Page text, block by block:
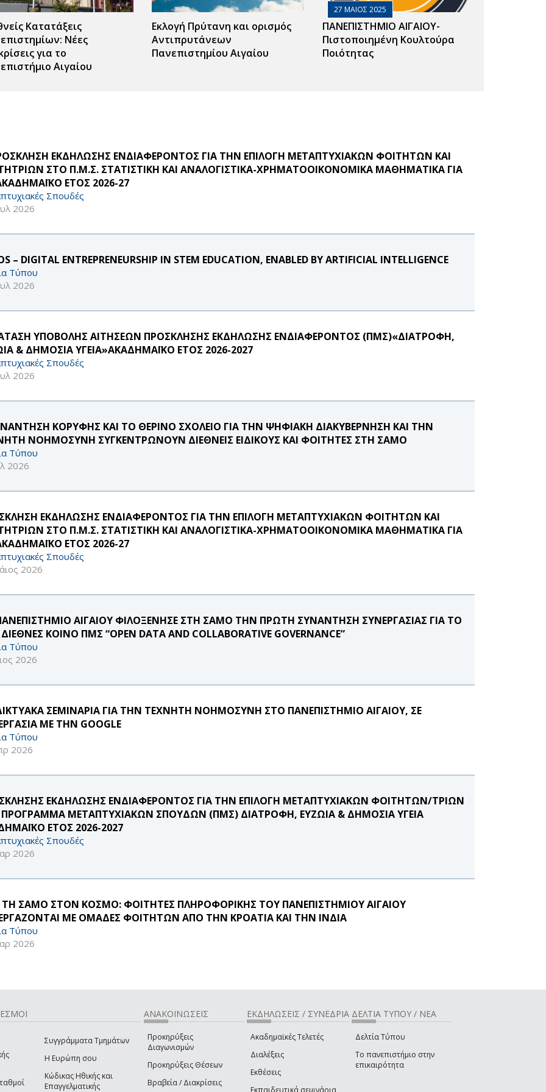
Κατατάξεις
Νέες
για το
Αιγαίου
Εκλογή Πρύτανη και ορισμός
Αντιπρυτάνεων
Πανεπιστημίου Αιγαίου
27 ΜΑΙΟΣ 2025
ΠΑΝΕΠΙΣΤΗΜΙΟ ΑΙΓΑΙΟΥ-
Πιστοποιημένη Κουλτούρα
Ποιότητας
ΕΚΔΗΛΩΣΗΣ ΕΝΔΙΑΦΕΡΟΝΤΟΣ ΓΙΑ ΤΗΝ ΕΠΙΛΟΓΗ ΜΕΤΑΠΤΥΧΙΑΚΩΝ ΦΟΙΤΗΤΩΝ ΚΑΙ
ΣΤΟ Π.Μ.Σ. ΣΤΑΤΙΣΤΙΚΗ ΚΑΙ ΑΝΑΛΟΓΙΣΤΙΚΑ-ΧΡΗΜΑΤΟΟΙΚΟΝΟΜΙΚΑ ΜΑΘΗΜΑΤΙΚΑ ΓΙΑ
ΕΤΟΣ 2026-27
Σπουδές
2026
– DIGITAL ENTREPRENEURSHIP IN STEM EDUCATION, ENABLED BY ARTIFICIAL INTELLIGENCE
Τύπου
2026
ΥΠΟΒΟΛΗΣ ΑΙΤΗΣΕΩΝ ΠΡΟΣΚΛΗΣΗΣ ΕΚΔΗΛΩΣΗΣ ΕΝΔΙΑΦΕΡΟΝΤΟΣ (ΠΜΣ)«ΔΙΑΤΡΟΦΗ,
& ΔΗΜΟΣΙΑ ΥΓΕΙΑ»ΑΚΑΔΗΜΑΪΚΟ ΕΤΟΣ 2026-2027
Σπουδές
2026
ΚΟΡΥΦΗΣ ΚΑΙ ΤΟ ΘΕΡΙΝΟ ΣΧΟΛΕΙΟ ΓΙΑ ΤΗΝ ΨΗΦΙΑΚΗ ΔΙΑΚΥΒΕΡΝΗΣΗ ΚΑΙ ΤΗΝ
ΝΟΗΜΟΣΥΝΗ ΣΥΓΚΕΝΤΡΩΝΟΥΝ ΔΙΕΘΝΕΙΣ ΕΙΔΙΚΟΥΣ ΚΑΙ ΦΟΙΤΗΤΕΣ ΣΤΗ ΣΑΜΟ
Τύπου
2026
ΕΚΔΗΛΩΣΗΣ ΕΝΔΙΑΦΕΡΟΝΤΟΣ ΓΙΑ ΤΗΝ ΕΠΙΛΟΓΗ ΜΕΤΑΠΤΥΧΙΑΚΩΝ ΦΟΙΤΗΤΩΝ ΚΑΙ
ΣΤΟ Π.Μ.Σ. ΣΤΑΤΙΣΤΙΚΗ ΚΑΙ ΑΝΑΛΟΓΙΣΤΙΚΑ-ΧΡΗΜΑΤΟΟΙΚΟΝΟΜΙΚΑ ΜΑΘΗΜΑΤΙΚΑ ΓΙΑ
ΕΤΟΣ 2026-27
Σπουδές
2026
ΑΙΓΑΙΟΥ ΦΙΛΟΞΕΝΗΣΕ ΣΤΗ ΣΑΜΟ ΤΗΝ ΠΡΩΤΗ ΣΥΝΑΝΤΗΣΗ ΣΥΝΕΡΓΑΣΙΑΣ ΓΙΑ ΤΟ
ΚΟΙΝΟ ΠΜΣ “OPEN DATA AND COLLABORATIVE GOVERNANCE”
Τύπου
2026
ΣΕΜΙΝΑΡΙΑ ΓΙΑ ΤΗΝ ΤΕΧΝΗΤΗ ΝΟΗΜΟΣΥΝΗ ΣΤΟ ΠΑΝΕΠΙΣΤΗΜΙΟ ΑΙΓΑΙΟΥ, ΣΕ
ΜΕ ΤΗΝ GOOGLE
Τύπου
2026
ΕΚΔΗΛΩΣΗΣ ΕΝΔΙΑΦΕΡΟΝΤΟΣ ΓΙΑ ΤΗΝ ΕΠΙΛΟΓΗ ΜΕΤΑΠΤΥΧΙΑΚΩΝ ΦΟΙΤΗΤΩΝ/ΤΡΙΩΝ
ΜΕΤΑΠΤΥΧΙΑΚΩΝ ΣΠΟΥΔΩΝ (ΠΜΣ) ΔΙΑΤΡΟΦΗ, ΕΥΖΩΙΑ & ΔΗΜΟΣΙΑ ΥΓΕΙΑ
ΕΤΟΣ 2026-2027
Σπουδές
2026
ΣΑΜΟ ΣΤΟΝ ΚΟΣΜΟ: ΦΟΙΤΗΤΕΣ ΠΛΗΡΟΦΟΡΙΚΗΣ ΤΟΥ ΠΑΝΕΠΙΣΤΗΜΙΟΥ ΑΙΓΑΙΟΥ
ΜΕ ΟΜΑΔΕΣ ΦΟΙΤΗΤΩΝ ΑΠΟ ΤΗΝ ΚΡΟΑΤΙΑ ΚΑΙ ΤΗΝ ΙΝΔΙΑ
Τύπου
2026
Συγγράμματα Τμημάτων
Η Ευρώπη σου
Κώδικας Ηθικής και
Επαγγελματικής
ΑΝΑΚΟΙΝΩΣΕΙΣ
Προκηρύξεις
Διαγωνισμών
Προκηρύξεις Θέσεων
Βραβεία / Διακρίσεις
ΕΚΔΗΛΩΣΕΙΣ / ΣΥΝΕΔΡΙΑ
Ακαδημαϊκές Τελετές
Διαλέξεις
Εκθέσεις
Εκπαιδευτικά σεμινάρια
ΔΕΛΤΙΑ ΤΥΠΟΥ / ΝΕΑ
Δελτία Τύπου
Το πανεπιστήμιο στην
επικαιρότητα